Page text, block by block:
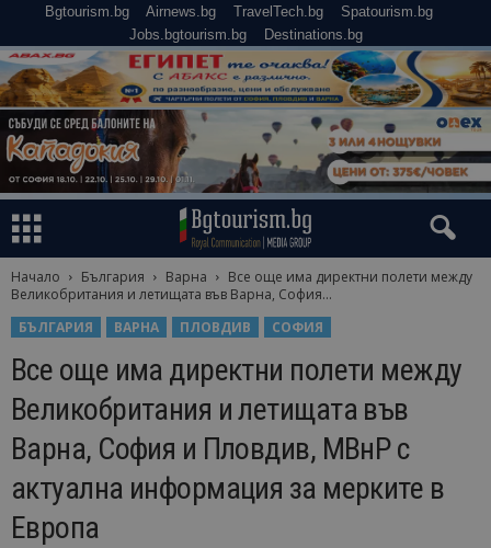
Bgtourism.bg Airnews.bg TravelTech.bg
Spatourism.bg
Jobs.bgtourism.bg
Destinations.bg
Начало България Варна
Все още има директни полети между
Великобритания и летищата във Варна, София...
БЪЛГАРИЯ
ВАРНА ПЛОВДИВ СОФИЯ
Все още има директни полети между
Великобритания и летищата във
Варна, София и Пловдив, МВнР с
актуална информация за мерките в
Европа